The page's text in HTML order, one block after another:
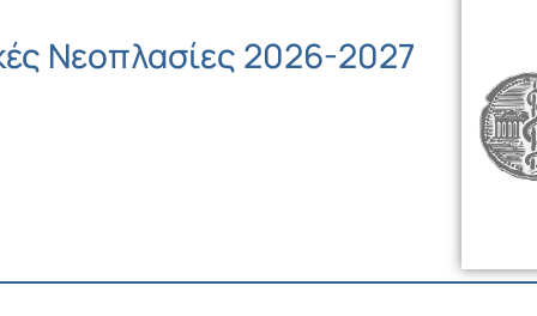
Νεοπλασίες 2026-2027